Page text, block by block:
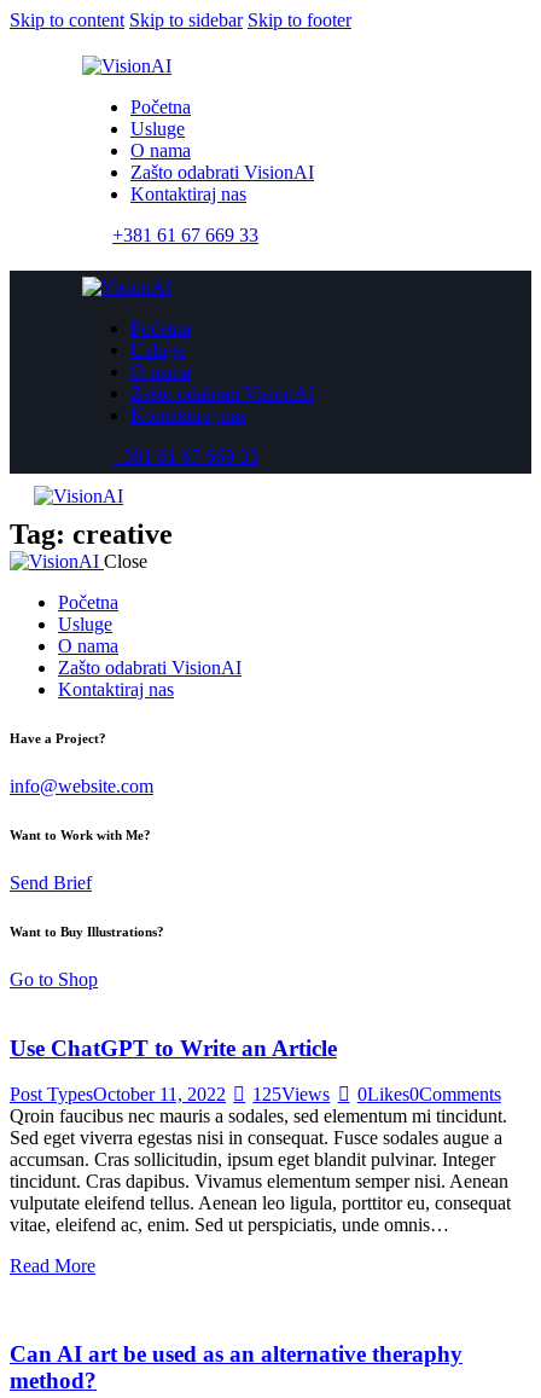
Skip to content Skip to sidebar Skip to footer
Početna
Usluge
O nama
Zašto odabrati VisionAI
Kontaktiraj nas
+381 61 67 669 33
Početna
Usluge
O nama
Zašto odabrati VisionAI
Kontaktiraj nas
+381 61 67 669 33
Tag: creative
Close
Početna
Usluge
O nama
Zašto odabrati VisionAI
Kontaktiraj nas
Have a Project?
info@website.com
Want to Work with Me?
Send Brief
Want to Buy Illustrations?
Go to Shop
Use ChatGPT to Write an Article
Post TypesOctober 11, 2022 125Views 0Likes0Comments
Qroin faucibus nec mauris a sodales, sed elementum mi tincidunt.
Sed eget viverra egestas nisi in consequat. Fusce sodales augue a
accumsan. Cras sollicitudin, ipsum eget blandit pulvinar. Integer
tincidunt. Cras dapibus. Vivamus elementum semper nisi. Aenean
vulputate eleifend tellus. Aenean leo ligula, porttitor eu, consequat
vitae, eleifend ac, enim. Sed ut perspiciatis, unde omnis…
Read More
Can AI art be used as an alternative theraphy
method?